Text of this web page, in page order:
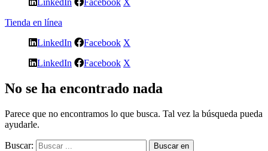
LinkedIn Facebook X
Tienda en línea
LinkedIn
Facebook X
LinkedIn
Facebook X
No se ha encontrado nada
Parece que no encontramos lo que busca. Tal vez la búsqueda pueda
ayudarle.
Buscar: